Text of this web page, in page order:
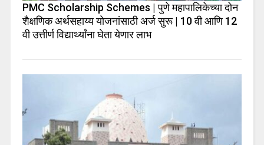
PMC Scholarship Schemes | पुणे महापालिकेच्या दोन
शैक्षणिक अर्थसहाय्य योजनांसाठी अर्ज सुरू | 10 वी आणि 12
वी उत्तीर्ण विद्यार्थ्यांना घेता येणार लाभ